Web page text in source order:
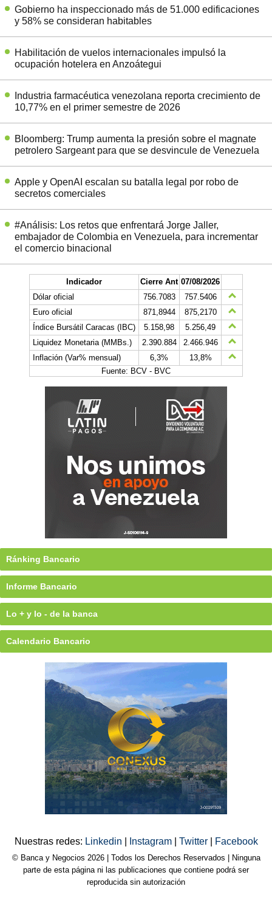
Gobierno ha inspeccionado más de 51.000 edificaciones
y 58% se consideran habitables
Habilitación de vuelos internacionales impulsó la
ocupación hotelera en Anzoátegui
Industria farmacéutica venezolana reporta crecimiento de
10,77% en el primer semestre de 2026
Bloomberg: Trump aumenta la presión sobre el magnate
petrolero Sargeant para que se desvincule de Venezuela
Apple y OpenAI escalan su batalla legal por robo de
secretos comerciales
#Análisis: Los retos que enfrentará Jorge Jaller,
embajador de Colombia en Venezuela, para incrementar
el comercio binacional
Indicador Cierre Ant 07/08/2026
Dólar oficial
756.7083
757.5406
Euro oficial
871,8944
875,2170
Índice Bursátil Caracas (IBC)
5.158,98
5.256,49
Liquidez Monetaria (MMBs.)
2.390.884
2.466.946
Inflación (Var% mensual)
6,3%
13,8%
Fuente: BCV - BVC
Ránking Bancario
Informe Bancario
Lo + y lo - de la banca
Calendario Bancario
Nuestras redes: Linkedin Instagram Twitter Facebook
© Banca y Negocios 2026 | Todos los Derechos Reservados | Ninguna
parte de esta página ni las publicaciones que contiene podrá ser
reproducida sin autorización